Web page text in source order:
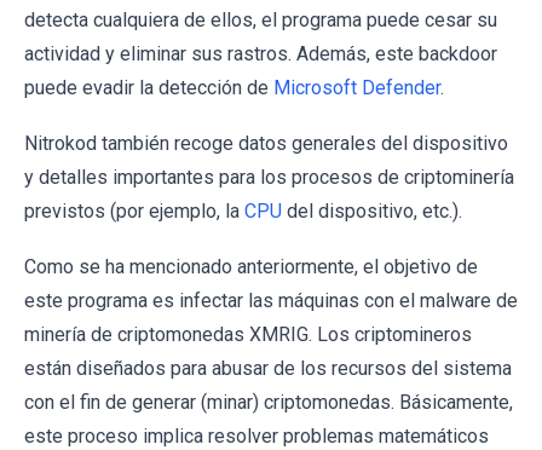
detecta cualquiera de ellos, el programa puede cesar su
actividad y eliminar sus rastros. Además, este backdoor
puede evadir la detección de Microsoft Defender.
Nitrokod también recoge datos generales del dispositivo
y detalles importantes para los procesos de criptominería
previstos (por ejemplo, la CPU del dispositivo, etc.).
Como se ha mencionado anteriormente, el objetivo de
este programa es infectar las máquinas con el malware de
minería de criptomonedas XMRIG. Los criptomineros
están diseñados para abusar de los recursos del sistema
con el fin de generar (minar) criptomonedas. Básicamente,
este proceso implica resolver problemas matemáticos